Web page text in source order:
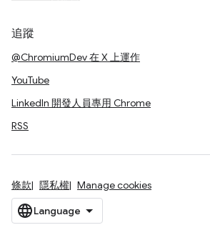
追蹤
@ChromiumDev 在 X 上運作
YouTube
LinkedIn 開發人員專用 Chrome
RSS
條款 隱私權 Manage cookies